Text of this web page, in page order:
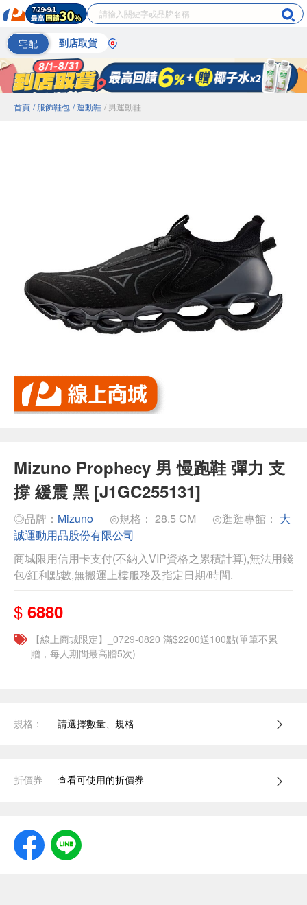
宅配 到店取貨
首頁 / 服飾鞋包 / 運動鞋 / 男運動鞋
Mizuno Prophecy 男 慢跑鞋 彈力 支
撐 緩震 黑 [J1GC255131]
◎品牌： Mizuno ◎規格： 28.5 CM ◎逛逛專館： 大
誠運動用品股份有限公司
商城限用信用卡支付(不納入VIP資格之累積計算),無法用錢
包/紅利點數,無搬運上樓服務及指定日期/時間.
$ 6880
【線上商城限定】_0729-0820 滿$2200送100點(單筆不累
贈，每人期間最高贈5次)
規格： 請選擇數量、規格
折價券 查看可使用的折價券